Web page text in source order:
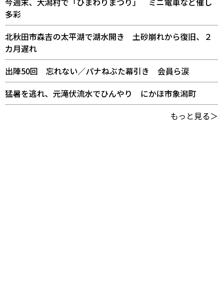
多彩
北秋田市森吉の太平湖で湖水開き 土砂崩れから復旧、２
カ月遅れ
出陣50回 忘れない／パナねぶた幕引き 会員ら涙
猛暑を逃れ、元滝伏流水でひんやり にかほ市象潟町
もっと見る＞